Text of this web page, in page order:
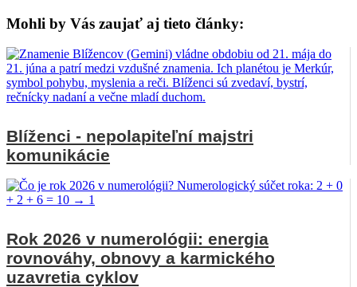
Mohli by Vás zaujať aj tieto články:
Blíženci - nepolapiteľní majstri
komunikácie
Rok 2026 v numerológii: energia
rovnováhy, obnovy a karmického
uzavretia cyklov